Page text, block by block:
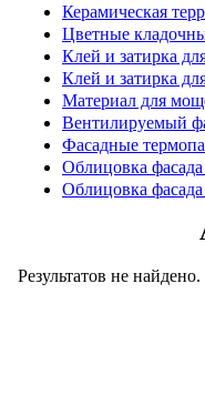
Керамическая
Цветные
Клей и затирка
Клей и затирка
Материал для
Вентилируемый
Фасадные
Облицовка
Облицовка
Результатов не найдено.